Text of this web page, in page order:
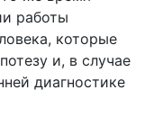
работы
которые
и, в случае
диагностике